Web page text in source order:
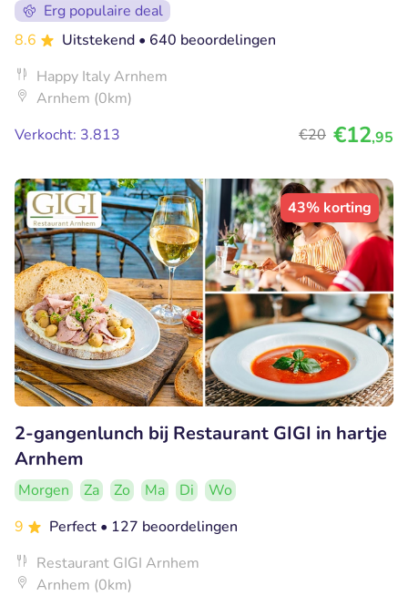
Erg populaire deal
8.6
Uitstekend • 640 beoordelingen
Happy Italy Arnhem
Arnhem (0km)
Verkocht: 3.813
€20 €12,95
43% korting
2-gangenlunch bij Restaurant GIGI in hartje
Arnhem
Morgen Za Zo Ma Di
Wo
9
Perfect • 127 beoordelingen
Restaurant GIGI Arnhem
Arnhem (0km)